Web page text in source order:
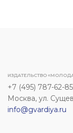
ИЗДАТЕЛЬСТВО
+7 (495) 787-62-85
Москва, ул.
info@gvardiya.ru